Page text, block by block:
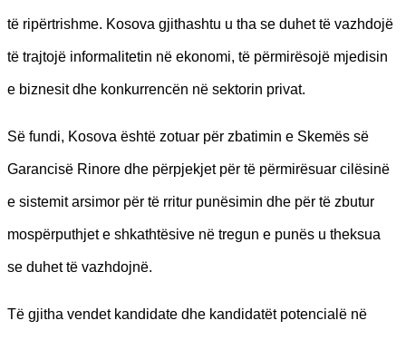
të ripërtrishme. Kosova gjithashtu u tha se duhet të vazhdojë
të trajtojë informalitetin në ekonomi, të përmirësojë mjedisin
e biznesit dhe konkurrencën në sektorin privat.
Së fundi, Kosova është zotuar për zbatimin e Skemës së
Garancisë Rinore dhe përpjekjet për të përmirësuar cilësinë
e sistemit arsimor për të rritur punësimin dhe për të zbutur
mospërputhjet e shkathtësive në tregun e punës u theksua
se duhet të vazhdojnë.
Të gjitha vendet kandidate dhe kandidatët potencialë në